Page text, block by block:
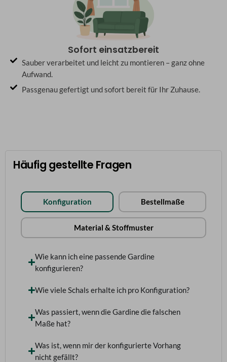
Sofort einsatzbereit
Sauber verarbeitet und leicht zu montieren – ganz ohne
Aufwand.
Passgenau gefertigt und sofort bereit für Ihr Zuhause.
Häufig gestellte Fragen
Konfiguration Bestellmaße
Material & Stoffmuster
Wie kann ich eine passende Gardine
konfigurieren?
Wie viele Schals erhalte ich pro Konfiguration?
Was passiert, wenn die Gardine die falschen
Maße hat?
Was ist, wenn mir der konfigurierte Vorhang
nicht gefällt?